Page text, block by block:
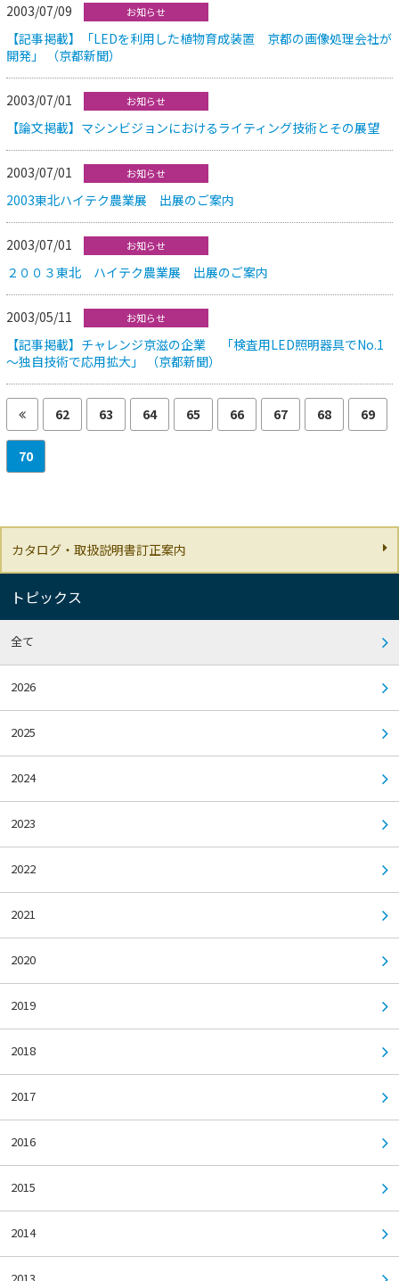
2003/07/09 お知らせ
【記事掲載】「LEDを利用した植物育成装置 京都の画像処理会社が
開発」 （京都新聞）
2003/07/01 お知らせ
【論文掲載】マシンビジョンにおけるライティング技術とその展望
2003/07/01 お知らせ
2003東北ハイテク農業展 出展のご案内
2003/07/01 お知らせ
２００３東北 ハイテク農業展 出展のご案内
2003/05/11 お知らせ
【記事掲載】チャレンジ京滋の企業 「検査用LED照明器具でNo.1
～独自技術で応用拡大」 （京都新聞）
62 63 64 65 66 67 68 69
70
カタログ・取扱説明書訂正案内
トピックス
全て
2026
2025
2024
2023
2022
2021
2020
2019
2018
2017
2016
2015
2014